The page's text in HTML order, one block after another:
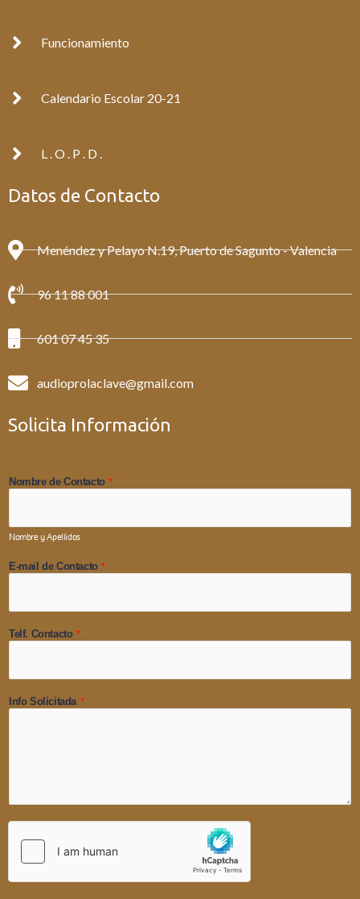
Funcionamiento
Calendario Escolar 20-21
L . O . P . D .
Datos de Contacto
Menéndez y Pelayo N.19, Puerto de Sagunto - Valencia
96 11 88 001
601 07 45 35
audioprolaclave@gmail.com
Solicita Información
Nombre de Contacto *
Nombre y Apellidos
E-mail de Contacto *
Telf. Contacto *
Info Solicitada *